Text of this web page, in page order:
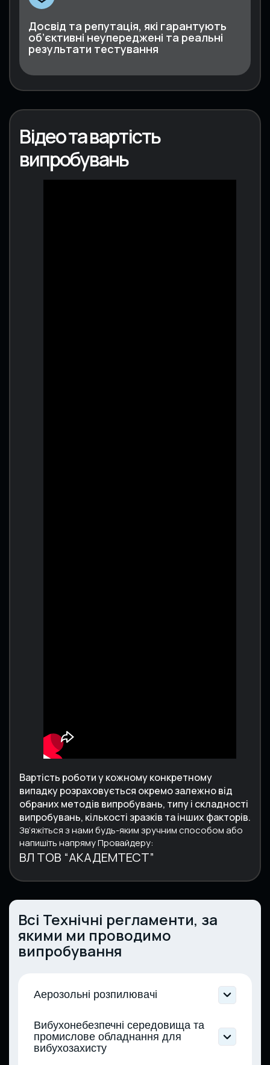
Досвід та репутація, які гарантують
об’єктивні неупереджені та реальні
результати тестування
Відео та вартість
випробувань
Вартість роботи у кожному конкретному
випадку розраховується окремо залежно від
обраних методів випробувань, типу і складності
випробувань, кількості зразків та інших факторів.
Зв’яжіться з нами будь-яким зручним способомабо
напишіть напряму Провайдеру:
ВЛ ТОВ “АКАДЕМТЕСТ”
Всі Технічні регламенти, за
якими ми проводимо
випробування
Аерозольні розпилювачі
Технічний регламент аерозольних
розпилювачів (Постанова КМУ від
21.02.2023 № 154)
Вибухонебезпечні середовища та
промислове обладнання для
вибухозахисту